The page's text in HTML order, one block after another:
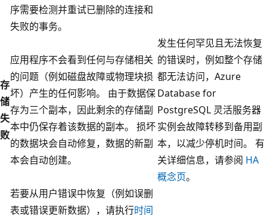
序需要检测并重试已删除的连接和
失败的事务。
存
储
失
败
应用程序不会看到任何与存储相关
的问题（例如磁盘故障或物理块损
坏）产生的任何影响。 由于数据保
存为三个副本，因此剩余的存储副
本中仍保存着该数据的副本。 损坏
的数据块会自动修复，数据的新副
本会自动创建。
发生任何罕见且无法恢复
的错误时，例如整个存储
都无法访问，Azure
Database for
PostgreSQL 灵活服务器
实例会故障转移到备用副
本，以减少停机时间。 有
关详细信息，请参阅 HA
概念页。
若要从用户错误中恢复（例如误删
表或错误更新数据），请执行时间